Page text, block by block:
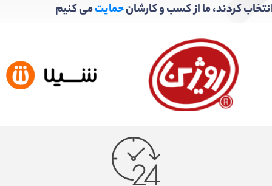
انتخاب کردند، ما از کسب و کارشانحمایتمی کنیم